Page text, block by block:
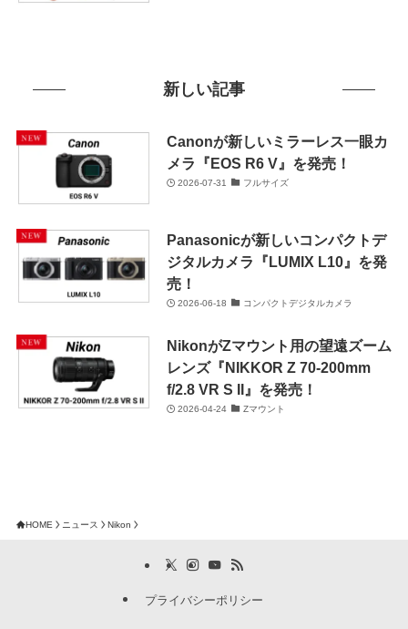
新しい記事
Canonが新しいミラーレス一眼カ
メラ『EOS R6 V』を発売！
2026-07-31 フルサイズ
Panasonicが新しいコンパクトデ
ジタルカメラ『LUMIX L10』を発
売！
2026-06-18 コンパクトデジタルカメラ
NikonがZマウント用の望遠ズーム
レンズ『NIKKOR Z 70-200mm
f/2.8 VR S II』を発売！
2026-04-24 Zマウント
HOME ニュース Nikon
プライバシーポリシー